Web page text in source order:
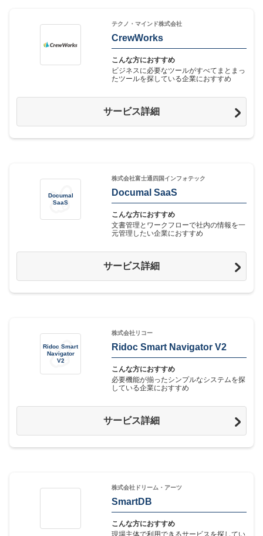
テクノ・マインド株式会社
CrewWorks
こんな方におすすめ
ビジネスに必要なツールがすべてまとまっ
たツールを探している企業におすすめ
サービス詳細
Documal
SaaS
株式会社富士通四国インフォテック
Documal SaaS
こんな方におすすめ
文書管理とワークフローで社内の情報を一
元管理したい企業におすすめ
サービス詳細
Ridoc Smart
Navigator
V2
株式会社リコー
Ridoc Smart Navigator V2
こんな方におすすめ
必要機能が揃ったシンプルなシステムを探
している企業におすすめ
サービス詳細
株式会社ドリーム・アーツ
SmartDB
こんな方におすすめ
現場主体で利用できるサービスを探してい